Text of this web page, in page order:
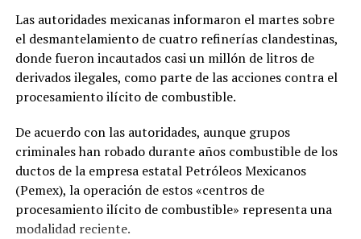
acercamiento
8 mayo, 2026
En «Internacionales»
UP NEXT
Escritora de libros infantiles condenada a cadena
perpetua en EE.UU. por envenenar a su marido
DON'T MISS
Policía de Ecuador captura a líder de la mafia que
controlaba Quito
Las autoridades mexicanas informaron el martes sobre
el desmantelamiento de cuatro refinerías clandestinas,
donde fueron incautados casi un millón de litros de
derivados ilegales, como parte de las acciones contra el
procesamiento ilícito de combustible.
De acuerdo con las autoridades, aunque grupos
criminales han robado durante años combustible de los
ductos de la empresa estatal Petróleos Mexicanos
(Pemex), la operación de estos «centros de
procesamiento ilícito de combustible» representa una
modalidad reciente.